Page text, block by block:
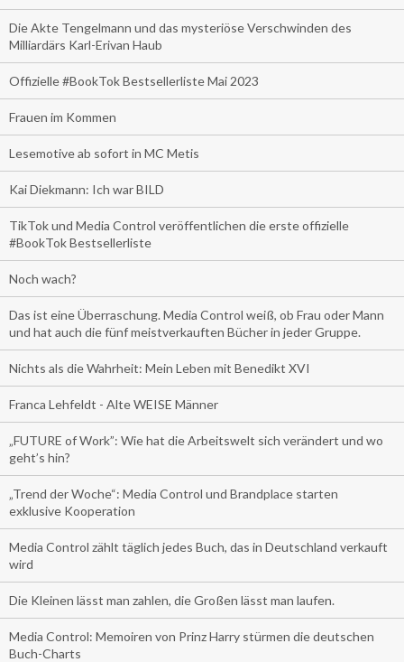
Die Akte Tengelmann und das mysteriöse Verschwinden des
Milliardärs Karl-Erivan Haub
Offizielle #BookTok Bestsellerliste Mai 2023
Frauen im Kommen
Lesemotive ab sofort in MC Metis
Kai Diekmann: Ich war BILD
TikTok und Media Control veröffentlichen die erste offizielle
#BookTok Bestsellerliste
Noch wach?
Das ist eine Überraschung. Media Control weiß, ob Frau oder Mann
und hat auch die fünf meistverkauften Bücher in jeder Gruppe.
Nichts als die Wahrheit: Mein Leben mit Benedikt XVI
Franca Lehfeldt - Alte WEISE Männer
„FUTURE of Work”: Wie hat die Arbeitswelt sich verändert und wo
geht’s hin?
„Trend der Woche“: Media Control und Brandplace starten
exklusive Kooperation
Media Control zählt täglich jedes Buch, das in Deutschland verkauft
wird
Die Kleinen lässt man zahlen, die Großen lässt man laufen.
Media Control: Memoiren von Prinz Harry stürmen die deutschen
Buch-Charts